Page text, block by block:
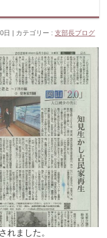
日 カテゴリー :支部長ブログ
れました。